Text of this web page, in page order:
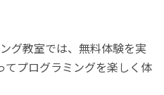
グ教室では、無料体験を実
プログラミングを楽しく体